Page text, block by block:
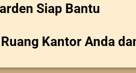
Siap Bantu
Kantor Anda